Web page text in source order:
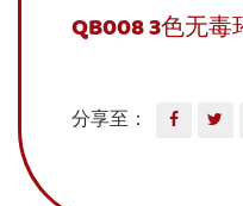
QB008 3色无
分享至：